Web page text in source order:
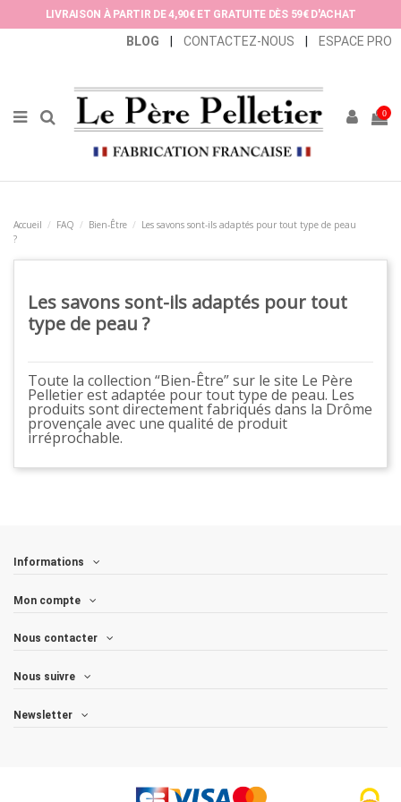
LIVRAISON À PARTIR DE 4,90€ ET GRATUITE DÈS 59€ D'ACHAT
BLOG CONTACTEZ-NOUS ESPACE PRO
0
Accueil FAQ Bien-Être
Les savons sont-ils adaptés pour tout type de peau
?
Les savons sont-ils adaptés pour tout
type de peau ?
Toute la collection “Bien-Être” sur le site Le Père
Pelletier est adaptée pour tout type de peau. Les
produits sont directement fabriqués dans la Drôme
provençale avec une qualité de produit
irréprochable.
Informations
Mon compte
Nous contacter
Nous suivre
Newsletter
Panneau de gestion des cookies